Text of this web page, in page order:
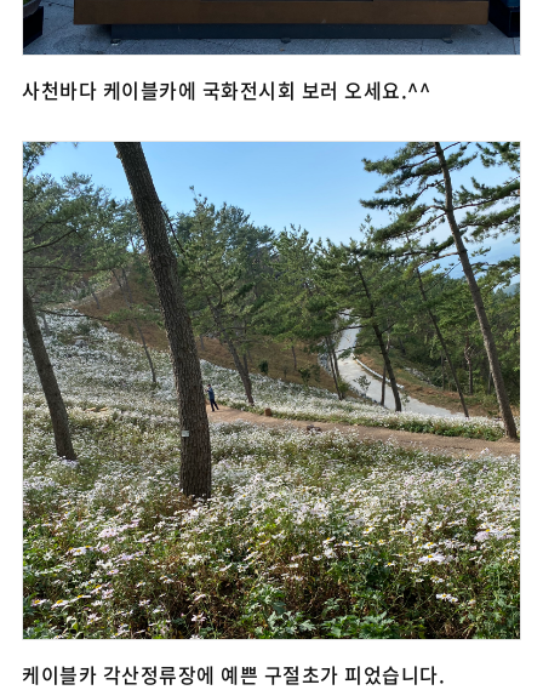
사천바다 케이블카에 국화전시회 보러 오세요.^^
케이블카 각산정류장에 예쁜 구절초가 피었습니다.